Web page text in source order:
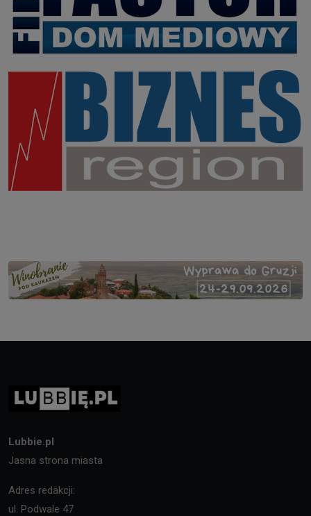
Lubbie.pl
Jasna strona miasta
Adres redakcji:
ul. Podwale 47